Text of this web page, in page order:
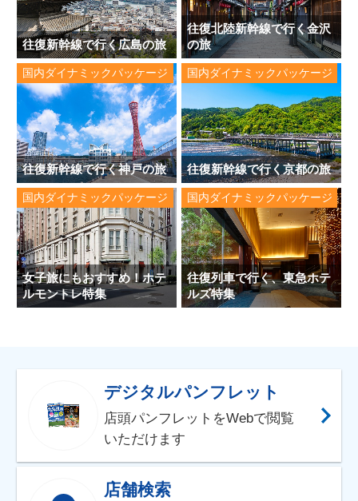
往復新幹線で行く広島の旅
往復北陸新幹線で行く金沢
の旅
国内ダイナミックパッケージ
往復新幹線で行く神戸の旅
国内ダイナミックパッケージ
往復新幹線で行く京都の旅
国内ダイナミックパッケージ
女子旅にもおすすめ！ホテ
ルモントレ特集
国内ダイナミックパッケージ
往復列車で行く、東急ホテ
ルズ特集
デジタルパンフレット
店頭パンフレットをWebで閲覧
いただけます
店舗検索